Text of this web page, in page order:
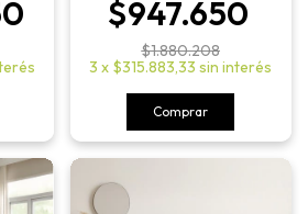
$947.650
$1.880.208
3 x $315.883,33 sin interés
Comprar